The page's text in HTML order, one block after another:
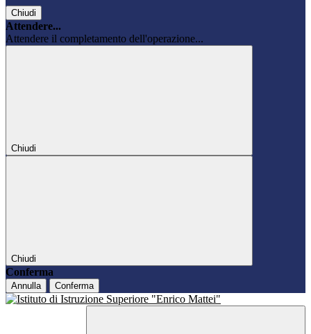
Chiudi
Attendere...
Attendere il completamento dell'operazione...
Chiudi
Chiudi
Conferma
Annulla Conferma